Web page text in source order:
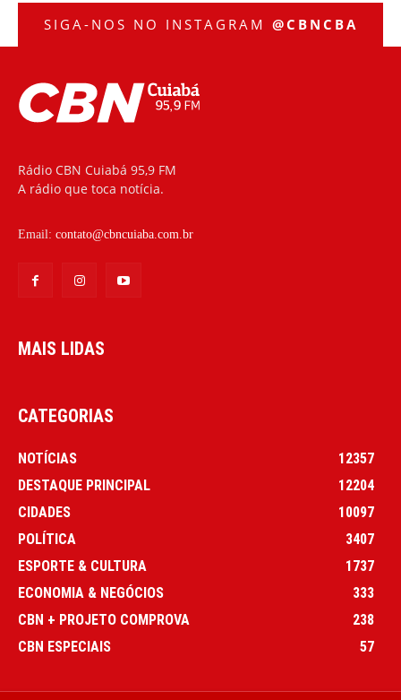
SIGA-NOS NO INSTAGRAM @CBNCBA
Rádio CBN Cuiabá 95,9 FM
A rádio que toca notícia.
Email: contato@cbncuiaba.com.br
MAIS LIDAS
CATEGORIAS
NOTÍCIAS
12357
DESTAQUE PRINCIPAL
12204
CIDADES
10097
POLÍTICA
3407
ESPORTE & CULTURA
1737
ECONOMIA & NEGÓCIOS
333
CBN + PROJETO COMPROVA
238
CBN ESPECIAIS
57